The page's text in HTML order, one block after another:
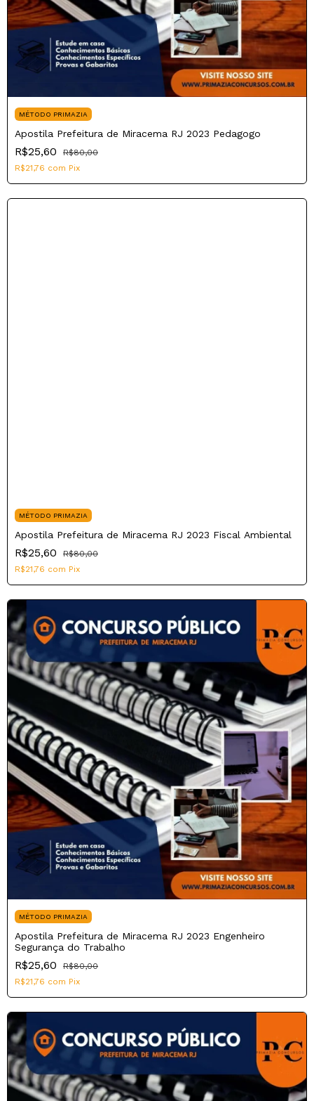
MÉTODO PRIMAZIA
Apostila Prefeitura de Miracema RJ 2023 Pedagogo
R$25,60
R$80,00
R$21,76 com Pix
MÉTODO PRIMAZIA
Apostila Prefeitura de Miracema RJ 2023 Fiscal Ambiental
R$25,60
R$80,00
R$21,76 com Pix
MÉTODO PRIMAZIA
Apostila Prefeitura de Miracema RJ 2023 Engenheiro
Segurança do Trabalho
R$25,60
R$80,00
R$21,76 com Pix